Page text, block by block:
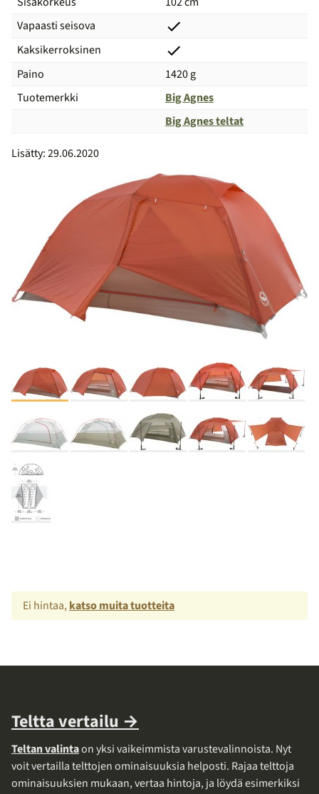
Vapaasti seisova
Kaksikerroksinen
Paino
1420 g
Tuotemerkki
Big Agnes
Big Agnes teltat
Lisätty: 29.06.2020
Ei hintaa, katso muita tuotteita
Teltta vertailu →
Teltan valintaon yksi vaikeimmista varustevalinnoista. Nyt
voit vertailla telttojen ominaisuuksia helposti. Rajaa telttoja
ominaisuuksien mukaan, vertaa hintoja, ja löydä esimerkiksi